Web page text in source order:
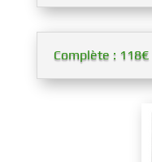
Complète : 118€